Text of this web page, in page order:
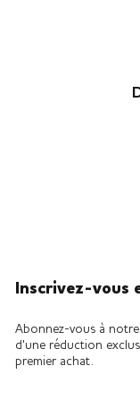
Inscrivez-vous
Abonnez-vous à
d'une réduction
premier achat.